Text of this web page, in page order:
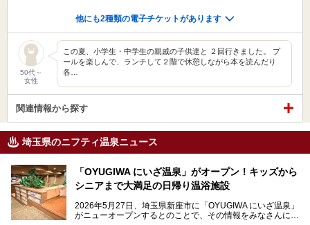
他にも2種類の電子チケットがあります
50代～
女性
この夏、小学生・中学生の親戚の子供達と ２回行きました。 プ
ールを楽しんで、ランチして２階で休憩しながら本を読んだり
各…
関連情報から探す
埼玉県のニフティ温泉ニュース
「OYUGIWA にいざ温泉」がオープン！キッズから
シニアまで大満足の日帰り温浴施設
2026年5月27日、埼玉県新座市に「OYUGIWA にいざ温泉」
がニューオープンするとのことで、その情報をみなさんにい